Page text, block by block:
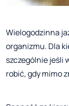
Wielogodzinna
organizmu. Dla
szczególnie jeśli
robić, gdy mimo